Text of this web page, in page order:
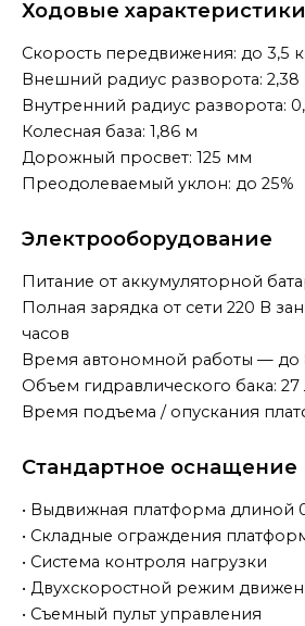
Ходовые характеристики
Скорость передвижения: до 3,5
Внешний радиус разворота: 2,38
Внутренний радиус разворота:
Колесная база: 1,86 м
Дорожный просвет: 125 мм
Преодолеваемый уклон: до 25%
Электрооборудование
Питание от аккумуляторной
Полная зарядка от сети 220 В
часов
Время автономной работы — до
Объем гидравлического бака: 27
Время подъема / опускания
Стандартное оснащение
• Выдвижная платформа длиной
• Складные ограждения
• Система контроля нагрузки
• Двухскоростной режим
• Съемный пульт управления